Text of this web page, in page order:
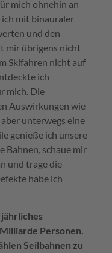
mich ohnehin an
ich mit binauraler
und den
mir übrigens nicht
Skifahren nicht auf
ich
mich. Die
Auswirkungen wie
unterwegs eine
genieße ich unsere
Bahnen, schaue mir
und trage die
habe ich
jährliches
Personen.
Seilbahnen zu